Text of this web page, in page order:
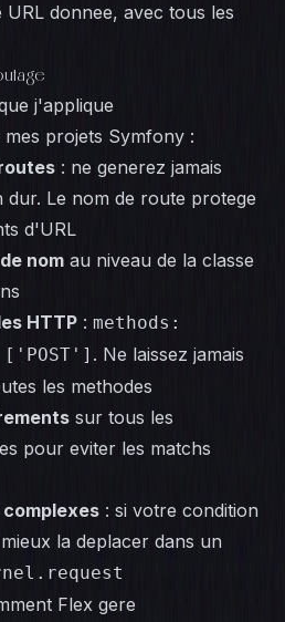
donnee, avec tous les
j'applique
projets Symfony :
: ne generez jamais
dur. Le nom de route protege
d'URL
nom au niveau de la classe
HTTP : methods:
. Ne laissez jamais
les methodes
sur tous les
pour eviter les matchs
: si votre condition
la deplacer dans un
Flex gere